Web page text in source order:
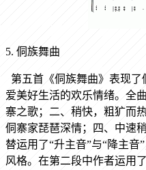
5. 侗族舞曲
第五首《侗族舞曲》表现
爱美好生活的欢乐情绪。全
寨之歌；二、稍快，粗犷而
侗寨家琵琶深情；四、中速
替运用了“升主音”与“降主
风格。在第二段中作者运用